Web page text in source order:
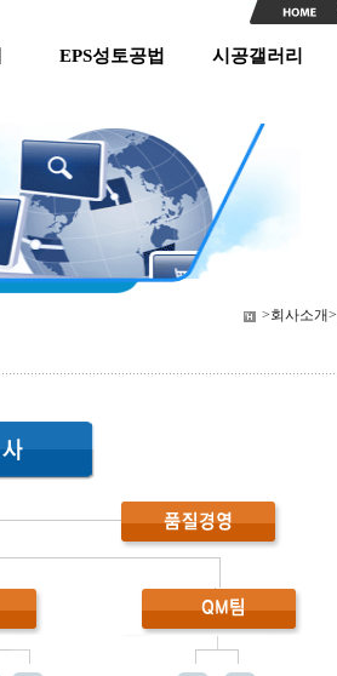
EPS성토공법 시공갤러리
>회사소개>